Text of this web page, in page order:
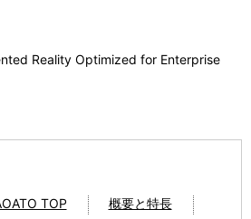
Reality Optimized for Enterprise
TOP
概要と特長